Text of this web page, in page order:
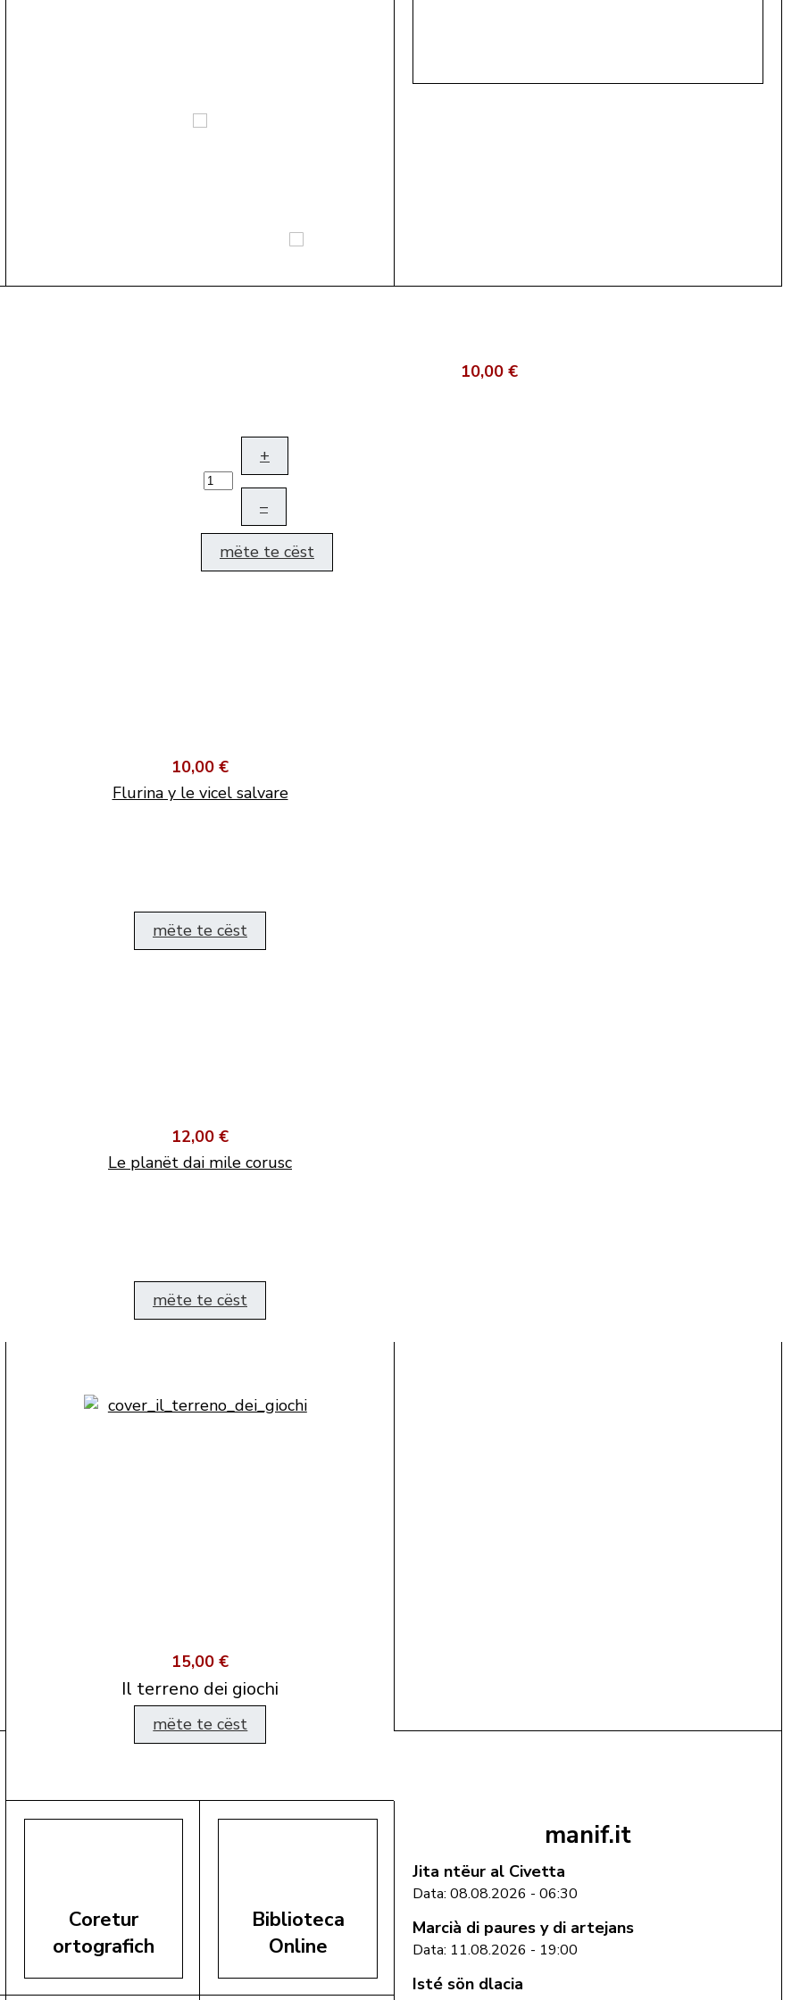
10,00 €
+
–
mëte te cëst
10,00 €
Flurina y le vicel salvare
mëte te cëst
12,00 €
Le planët dai mile corusc
mëte te cëst
15,00 €
Il terreno dei giochi
mëte te cëst
Coretur
ortografich
Biblioteca
Online
manif.it
Jita ntëur al Civetta
Data: 08.08.2026 - 06:30
Marcià di paures y di artejans
Data: 11.08.2026 - 19:00
Isté sön dlacia